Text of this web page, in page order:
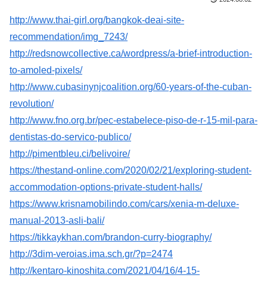
http://www.thai-girl.org/bangkok-deai-site-
recommendation/img_7243/
http://redsnowcollective.ca/wordpress/a-brief-introduction-
to-amoled-pixels/
http://www.cubasinynjcoalition.org/60-years-of-the-cuban-
revolution/
http://www.fno.org.br/pec-estabelece-piso-de-r-15-mil-para-
dentistas-do-servico-publico/
http://pimentbleu.ci/belivoire/
https://thestand-online.com/2020/02/21/exploring-student-
accommodation-options-private-student-halls/
https://www.krisnamobilindo.com/cars/xenia-m-deluxe-
manual-2013-asli-bali/
https://tikkaykhan.com/brandon-curry-biography/
http://3dim-veroias.ima.sch.gr/?p=2474
http://kentaro-kinoshita.com/2021/04/16/4-15-